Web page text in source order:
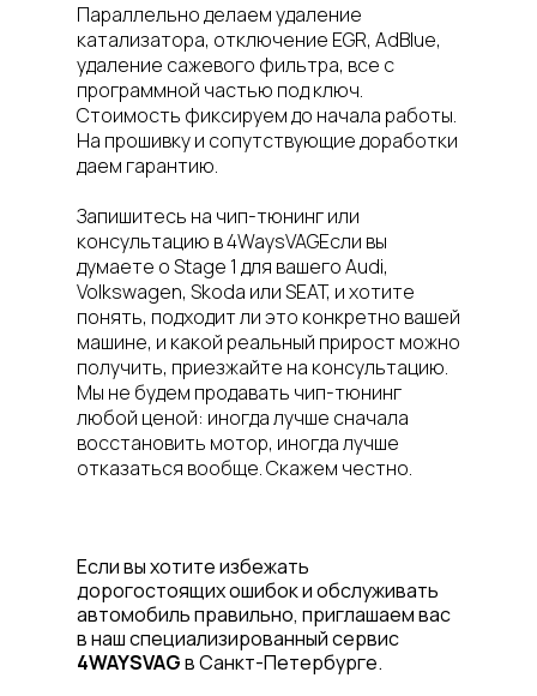
Параллельно делаем удаление
катализатора, отключение EGR, AdBlue,
удаление сажевого фильтра, все с
программной частью под ключ.
Стоимость фиксируем до начала работы.
На прошивку и сопутствующие доработки
даем гарантию.
Запишитесь на чип-тюнинг или
консультацию в 4WaysVAGЕсли вы
думаете о Stage 1 для вашего Audi,
Volkswagen, Skoda или SEAT, и хотите
понять, подходит ли это конкретно вашей
машине, и какой реальный прирост можно
получить, приезжайте на консультацию.
Мы не будем продавать чип-тюнинг
любой ценой: иногда лучше сначала
восстановить мотор, иногда лучше
отказаться вообще. Скажем честно.
Если вы хотите избежать
дорогостоящих ошибок и обслуживать
автомобиль правильно, приглашаем вас
в наш специализированный сервис
4WAYSVAGв Санкт-Петербурге.